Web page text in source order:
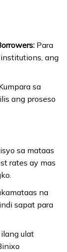
Para
ang
sa
ang proseso
sa mataas
rates ay mas
na
sapat para
ulat